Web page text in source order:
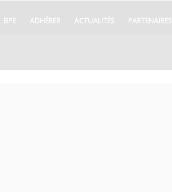
BPE ADHÉRER ACTUALITÉS PARTENAIRES